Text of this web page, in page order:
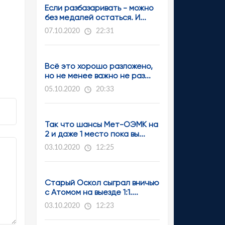
Если разбазаривать - можно
без медалей остаться. И...
07.10.2020 22:31
Всё это хорошо разложено,
но не менее важно не раз...
05.10.2020 20:33
Так что шансы Мет-ОЭМК на
2 и даже 1 место пока вы...
03.10.2020 12:25
Старый Оскол сыграл вничью
с Атомом на выезде 1:1....
03.10.2020 12:23